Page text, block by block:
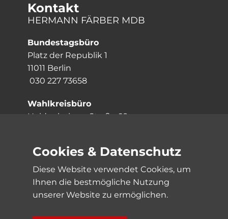
Kontakt
HERMANN FÄRBER MDB
Bundestagsbüro
Platz der Republik 1
11011 Berlin
030 227 73658
Wahlkreisbüro
Heidenheimer Straße 68
Links
Impressum
Datenschutz
Cookies & Datenschutz
Diese Website verwendet Cookies, um
Ihnen die bestmögliche Nutzung
unserer Website zu ermöglichen.